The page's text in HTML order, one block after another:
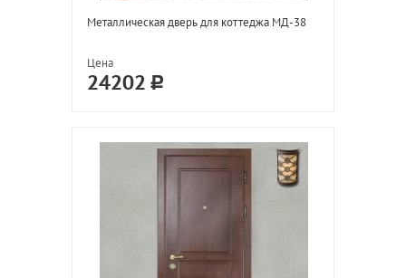
Металлическая дверь для коттеджа МД-38
Цена
24202